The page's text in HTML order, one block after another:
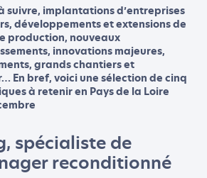
suivre, implantations d’entreprises
développements et extensions de
production, nouveaux
innovations majeures,
grands chantiers et
En bref, voici une sélection de cinq
à retenir en Pays de la Loire
spécialiste de
reconditionné